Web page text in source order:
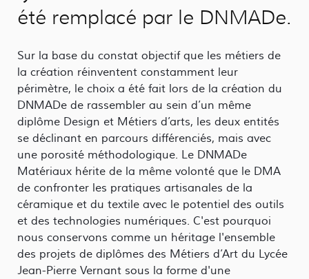
été remplacé par le DNMADe.
Sur la base du constat objectif que les métiers de
la création réinventent constamment leur
périmètre, le choix a été fait lors de la création du
DNMADe de rassembler au sein d’un même
diplôme Design et Métiers d’arts, les deux entités
se déclinant en parcours différenciés, mais avec
une porosité méthodologique. Le DNMADe
Matériaux hérite de la même volonté que le DMA
de confronter les pratiques artisanales de la
céramique et du textile avec le potentiel des outils
et des technologies numériques. C'est pourquoi
nous conservons comme un héritage l'ensemble
des projets de diplômes des Métiers d’Art du Lycée
Jean-Pierre Vernant sous la forme d'une